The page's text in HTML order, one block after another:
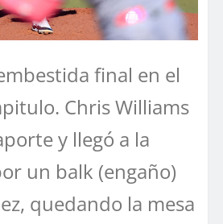
final en el
Chris Williams
y llegó a la
un balk (engaño)
quedando la mesa